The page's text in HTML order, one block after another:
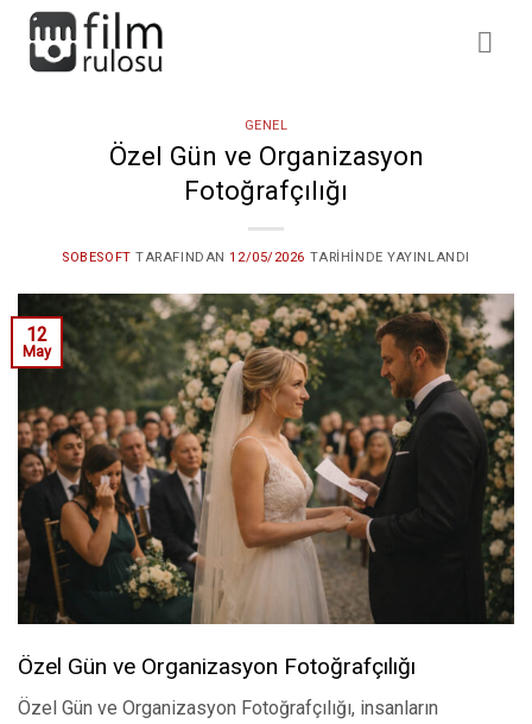
İçeriğe
GENEL
Özel Gün ve Organizasyon
Fotoğrafçılığı
SOBESOFT TARAFINDAN 12/05/2026 TARIHINDE YAYINLANDI
12
May
Özel Gün ve Organizasyon Fotoğrafçılığı
Özel Gün ve Organizasyon Fotoğrafçılığı, insanların